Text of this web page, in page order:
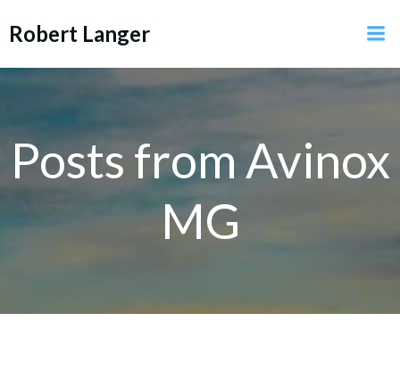
Robert Langer
Posts from Avinox
MG